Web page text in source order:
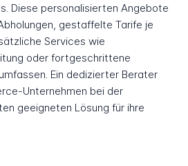
Diese personalisierten Angebote
gestaffelte Tarife je
Services wie
oder fortgeschrittene
Ein dedizierter Berater
Unternehmen bei der
geeigneten Lösung für ihre